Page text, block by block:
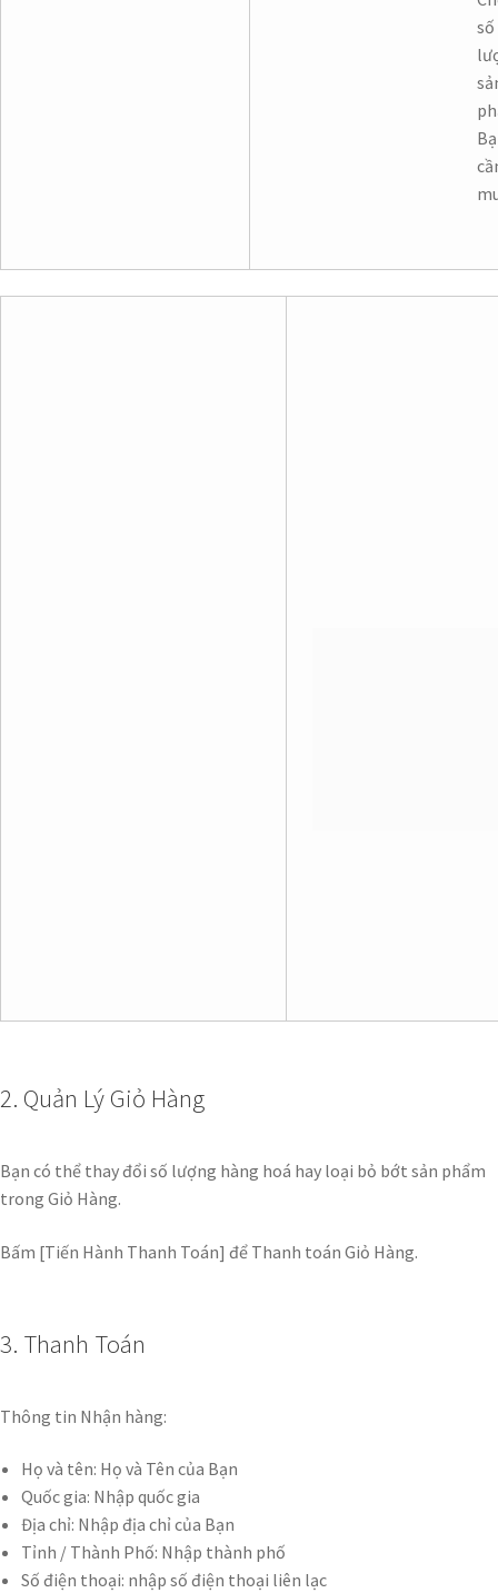
số
2. Quản Lý Giỏ Hàng
Bạn có thể thay đổi số lượng hàng hoá hay loại bỏ bớt sản phẩm
trong Giỏ Hàng.
Bấm [Tiến Hành Thanh Toán] để Thanh toán Giỏ Hàng.
3. Thanh Toán
Thông tin Nhận hàng:
Họ và tên: Họ và Tên của Bạn
Quốc gia: Nhập quốc gia
Địa chỉ: Nhập địa chỉ của Bạn
Tỉnh / Thành Phố: Nhập thành phố
Số điện thoại: nhập số điện thoại liên lạc